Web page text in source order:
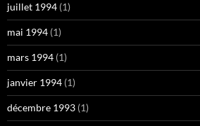
juillet 1994 (1)
mai 1994 (1)
mars 1994 (1)
janvier 1994 (1)
décembre 1993 (1)